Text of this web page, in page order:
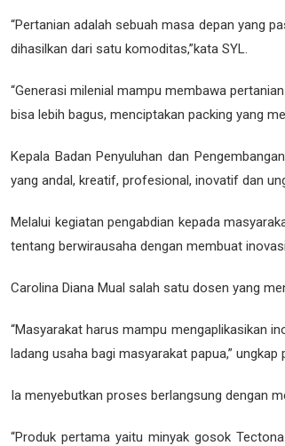
“Pertanian adalah sebuah masa depan yang
dihasilkan dari satu komoditas,”kata SYL.
“Generasi milenial mampu membawa
bisa lebih bagus, menciptakan packing yang
Kepala Badan Penyuluhan dan
yang andal, kreatif, profesional, inovatif dan
Melalui kegiatan pengabdian kepada
tentang berwirausaha dengan membuat
Carolina Diana Mual salah satu dosen yang
“Masyarakat harus mampu mengaplikasikan
ladang usaha bagi masyarakat papua,” ungkap
Ia menyebutkan proses berlangsung dengan
“Produk pertama yaitu minyak gosok